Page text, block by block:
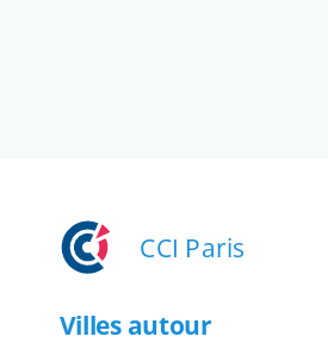
CCI Paris
Villes autour